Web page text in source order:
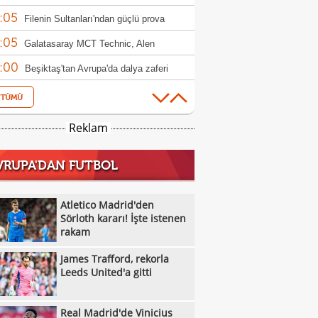
Filenin Sultanları'ndan güçlü prova
Galatasaray MCT Technic, Alen
kadrosuna kattı
Beşiktaş'tan Avrupa'da dalya zaferi
Beşiktaş Kadın Futbol Takımı, üç golle
Emirhan Topçu: "Topun oraya geleceğini
Beşiktaş'ta inanılmaz rakam: Alexander
Galatasaray'dan suç duyurusu
James Trafford, rekorla Leeds United'a
Kassoum Ouattara, 6 dakikada kırmızı
gördü!Aleksey Batrakov için Galatasaray
Reklam
FUTBOL
Atletico Madrid'den
Sörloth kararı! İşte istenen
rakam
James Trafford, rekorla
Leeds United'a gitti
Real Madrid'de Vinicius